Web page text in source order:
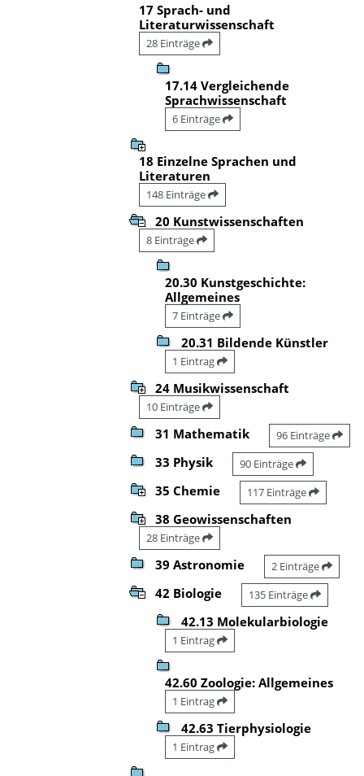
17 Sprach- und
Literaturwissenschaft
28 Einträge
17.14 Vergleichende
Sprachwissenschaft
6 Einträge
18 Einzelne Sprachen und
Literaturen
148 Einträge
20 Kunstwissenschaften
8 Einträge
20.30 Kunstgeschichte:
Allgemeines
7 Einträge
20.31 Bildende Künstler
1 Eintrag
24 Musikwissenschaft
10 Einträge
31 Mathematik 96 Einträge
33 Physik 90 Einträge
35 Chemie 117 Einträge
38 Geowissenschaften
28 Einträge
39 Astronomie 2 Einträge
42 Biologie 135 Einträge
42.13 Molekularbiologie
1 Eintrag
42.60 Zoologie: Allgemeines
1 Eintrag
42.63 Tierphysiologie
1 Eintrag